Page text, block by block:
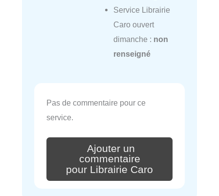
Service Librairie
Caro ouvert
dimanche : non
renseigné
Pas de commentaire pour ce
service.
Ajouter un
commentaire
pour Librairie Caro